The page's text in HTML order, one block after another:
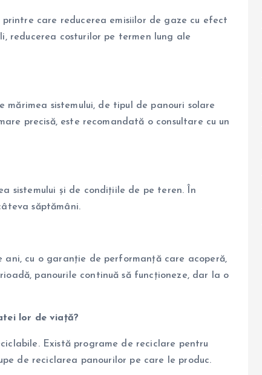
care reducerea emisiilor de gaze cu efect
reducerea costurilor pe termen lung ale
sistemului, de tipul de panouri solare
precisă, este recomandată o consultare cu un
sistemului și de condițiile de pe teren. În
săptămâni.
ani, cu o garanție de performanță care acoperă,
panourile continuă să funcționeze, dar la o
lor de viață?
Există programe de reciclare pentru
de reciclarea panourilor pe care le produc.